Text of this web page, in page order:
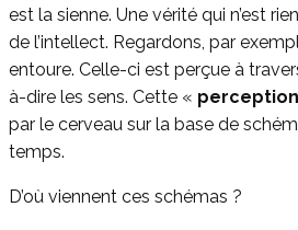
est la sienne. Une vérité qui n’est
de l’intellect. Regardons, par
entoure. Celle-ci est perçue à
à-dire les sens. Cette « perception
par le cerveau sur la base de
temps.
D’où viennent ces schémas ?